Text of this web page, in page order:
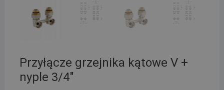
Przyłącze grzejnika kątowe V +
nyple 3/4″